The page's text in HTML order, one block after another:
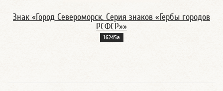
Знак «Город Североморск. Серия знаков «Гербы городов
РСФСР»»
16245а